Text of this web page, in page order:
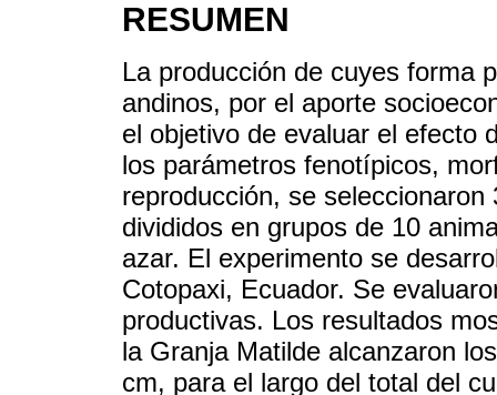
RESUMEN
La producción de cuyes forma
andinos, por el aporte
el objetivo de evaluar el efecto
los parámetros fenotípicos,
reproducción, se
divididos en grupos de 10
azar. El experimento se
Cotopaxi, Ecuador. Se
productivas. Los resultados
la Granja Matilde alcanzaron
cm, para el largo del total del